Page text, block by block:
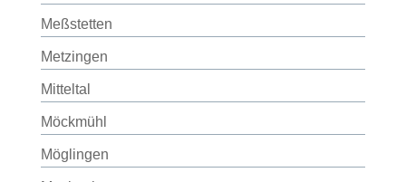
Meßstetten
Metzingen
Mitteltal
Möckmühl
Möglingen